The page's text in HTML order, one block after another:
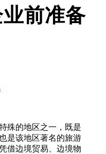
前准备
殊的地区之一，既是
是该地区著名的旅游
借边境贸易、边境物